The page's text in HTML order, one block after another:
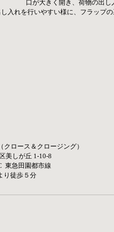
口が大きく開き、荷物の出
入れを行いやすい様に、フラップ
クロース＆クロージング）
美しが丘 1-10-8
東急田園都市線
り徒歩５分